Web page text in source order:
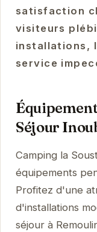
satisfaction
visiteurs
installations,
service
Séjour
Camping la
équipements
Profitez d'une
d'installations
séjour à